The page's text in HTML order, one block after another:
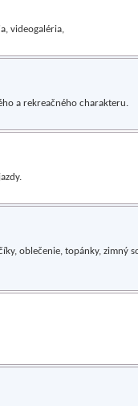
videogaléria,
a rekreačného charakteru.
oblečenie, topánky, zimný